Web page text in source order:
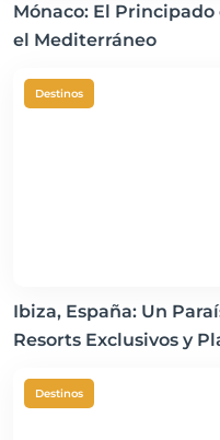
Mónaco: El
el Mediterráneo
Destinos
Ibiza, España: Un
Resorts Exclusivos y
Destinos